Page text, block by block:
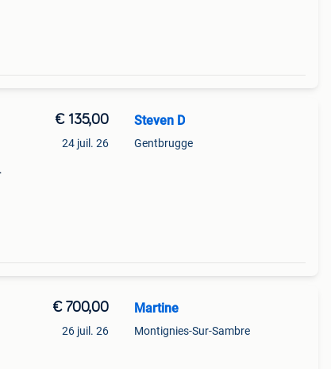
€ 135,00
24 juil. 26
Steven D
Gentbrugge
€ 700,00
26 juil. 26
Martine
Montignies-Sur-Sambre